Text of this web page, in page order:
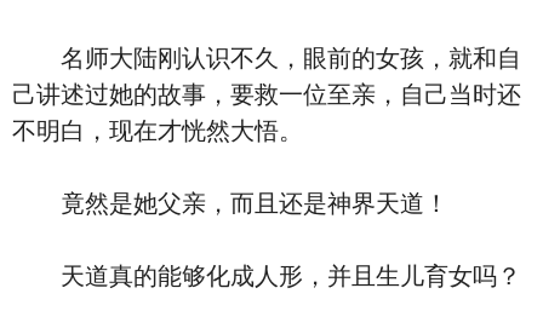
名师大陆刚认识不久，眼前的女孩，就和自
己讲述过她的故事，要救一位至亲，自己当时还
不明白，现在才恍然大悟。
竟然是她父亲，而且还是神界天道！
天道真的能够化成人形，并且生儿育女吗？